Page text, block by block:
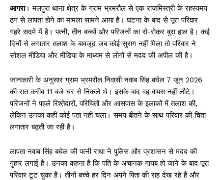
आगरा। मलपुरा थाना क्षेत्र के ग्राम भ्रमरौल से एक राजमिस्त्री के रहस्यमय
ढंग से लापता होने का मामला सामने आया है। घटना के बाद से पूरा परिवार
गहरे सदमे में है। पत्नी, तीन बच्चों और परिजनों का रो-रोकर बुरा हाल है। कई
दिनों से लगातार तलाश के बावजूद जब कोई सुराग नहीं मिला तो परिवार ने
सोशल मीडिया और मीडिया के माध्यम से लोगों से मदद की अपील की है।
जानकारी के अनुसार ग्राम भ्रमरौल निवासी नवाब सिंह बघेल 7 जून 2026
की रात करीब 11 बजे घर से निकले थे। इसके बाद वह वापस नहीं लौटे।
परिजनों ने पहले रिश्तेदारों, परिचितों और आसपास के इलाकों में तलाश की,
लेकिन उनका कहीं कोई पता नहीं चला। समय बीतने के साथ परिवार की चिंता
लगातार बढ़ती जा रही है।
लापता नवाब सिंह बघेल की पत्नी राधा ने पुलिस और प्रशासन से मदद की
गुहार लगाई है। उनका कहना है कि पति के अचानक गायब हो जाने के बाद पूरा
परिवार टूट चुका है। तीनों बच्चे हर दिन अपने पिता की राह देख रहे हैं और